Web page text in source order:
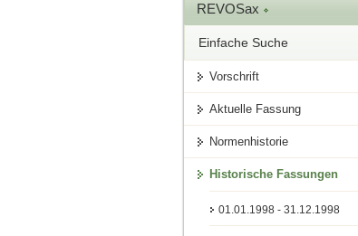
REVOSax
Einfache Suche
Vorschrift
Aktuelle Fassung
Normenhistorie
Historische Fassungen
01.01.1998 - 31.12.1998